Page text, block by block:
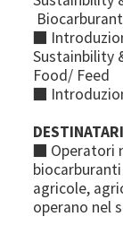
■
Sustainbility
Food/ Feed
■
DESTINATARI
■ Operatori
agricole,
operano nel